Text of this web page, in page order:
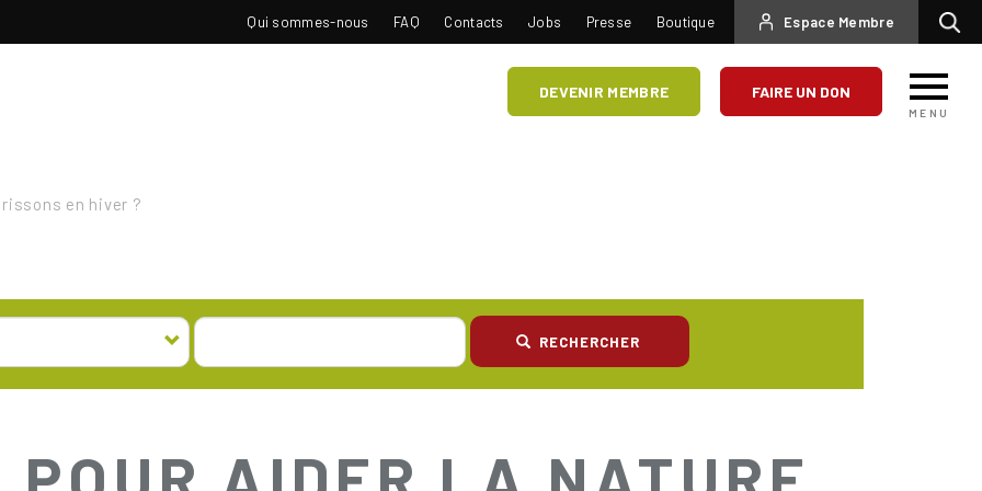
USER
ACCOUNT
MENU
Espace Membre
TOP
NAVIGATION
Qui sommes-nous FAQ Contacts Jobs Presse Boutique
DEVENIR MEMBRE FAIRE UN DON
MENU
en hiver ?
RECHERCHER